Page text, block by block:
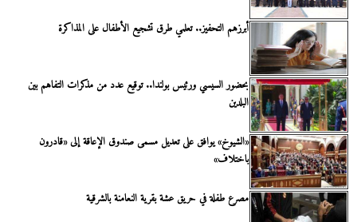
أبرزهم التحفيز.. تعلمي طرق تشجيع الأطفال على المذاكرة
بحضور السيسي ورئيس بولندا.. توقيع عدد من مذكرات التفاهم بين
البلدين
«الشيوخ» يوافق على تعديل مسمى صندوق الإعاقة إلى «قادرون
باختلاف»
مصرع طفلة في حريق عشة بقرية النعامنة بالشرقية